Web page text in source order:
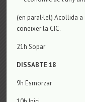
(en paral·lel) Acollida
coneixer la CIC.
21h Sopar
DISSABTE 18
9h Esmorzar